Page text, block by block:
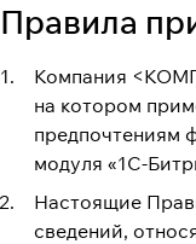
Правила
Компания
на котором
предпочтениям
модуля «1C-
Настоящие
сведений,